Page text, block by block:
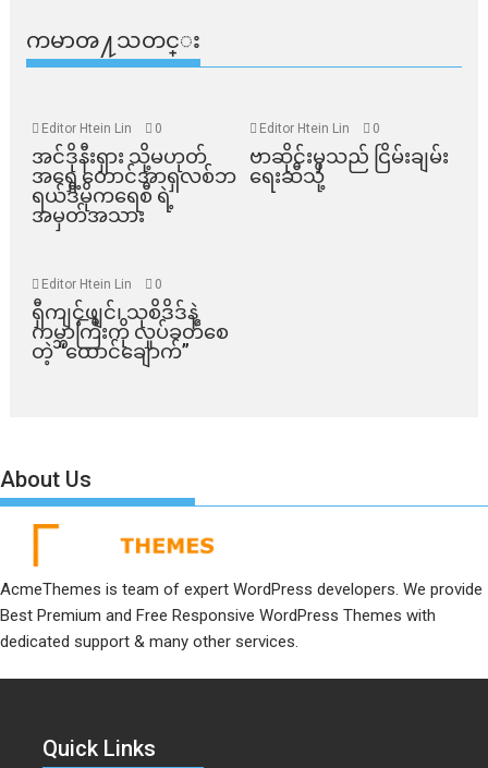
ကမာၻ႔သတင္း
Editor Htein Lin 0
အင်ဒိုနီးရှား သို့မဟုတ်
အရှေ့တောင်အာရှလစ်ဘ
ရယ်ဒီမိုကရေစီ ရဲ့
အမှတ်အသား
Editor Htein Lin 0
ဗာဆိုင်းမှသည် ငြိမ်းချမ်း
ရေးဆီသို့
Editor Htein Lin 0
ရှီကျင့်ဖျင်၊ သုစိဒိဒ်နဲ့
ကမ္ဘာကြီးကို လှုပ်ခတ်စေ
တဲ့ “ထောင်ချောက်”
About Us
AcmeThemes is team of expert WordPress developers. We provide
Best Premium and Free Responsive WordPress Themes with
dedicated support & many other services.
Quick Links